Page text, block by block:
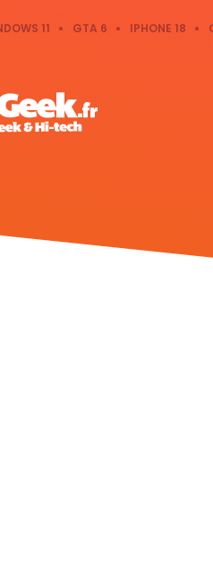
11 GTA 6 IPHONE 18